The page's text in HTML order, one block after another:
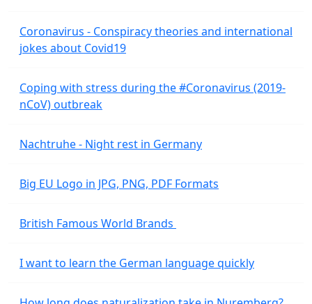
Coronavirus - Conspiracy theories and international
jokes about Covid19
Coping with stress during the #Coronavirus (2019-
nCoV) outbreak
Nachtruhe - Night rest in Germany
Big EU Logo in JPG, PNG, PDF Formats
British Famous World Brands
I want to learn the German language quickly